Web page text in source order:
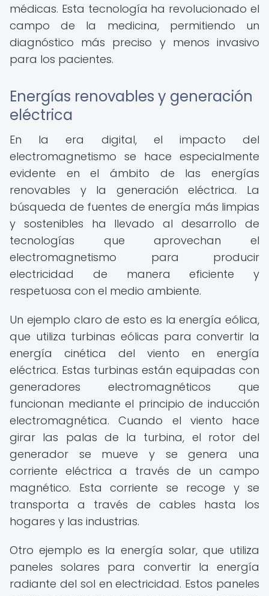
médicas. Esta tecnología ha revolucionado el
campo de la medicina, permitiendo un
diagnóstico más preciso y menos invasivo
para los pacientes.
Energías renovables y generación
eléctrica
En la era digital, el impacto del
electromagnetismo se hace especialmente
evidente en el ámbito de las energías
renovables y la generación eléctrica. La
búsqueda de fuentes de energía más limpias
y sostenibles ha llevado al desarrollo de
tecnologías que aprovechan el
electromagnetismo para producir
electricidad de manera eficiente y
respetuosa con el medio ambiente.
Un ejemplo claro de esto es la energía eólica,
que utiliza turbinas eólicas para convertir la
energía cinética del viento en energía
eléctrica. Estas turbinas están equipadas con
generadores electromagnéticos que
funcionan mediante el principio de inducción
electromagnética. Cuando el viento hace
girar las palas de la turbina, el rotor del
generador se mueve y se genera una
corriente eléctrica a través de un campo
magnético. Esta corriente se recoge y se
transporta a través de cables hasta los
hogares y las industrias.
Otro ejemplo es la energía solar, que utiliza
paneles solares para convertir la energía
radiante del sol en electricidad. Estos paneles